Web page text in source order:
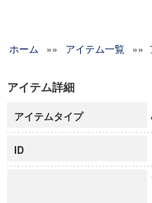
グローバルリサーチイ
科学研究費補助金研究成
慶應義塾大学グローバ
慶應義塾大学グローバ
博士課程教育リーディ
学術雑誌掲載論文等(8)
ホーム »» アイテム一覧 »»
アイテム詳細
アイテムタイプ
ID